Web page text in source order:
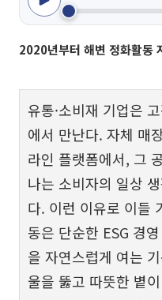
2020년부터 해변 정화활동
유통·소비재 기업은
에서 만난다. 자체 매
라인 플랫폼에서, 그
나는 소비자의 일상
다. 이런 이유로 이들
동은 단순한 ESG 경
을 자연스럽게 여는
울을 뚫고 따뜻한 볕